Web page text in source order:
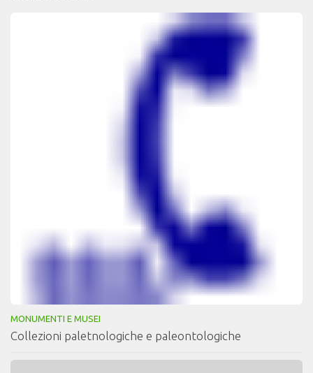
MONUMENTI E MUSEI
Collezioni paletnologiche e paleontologiche